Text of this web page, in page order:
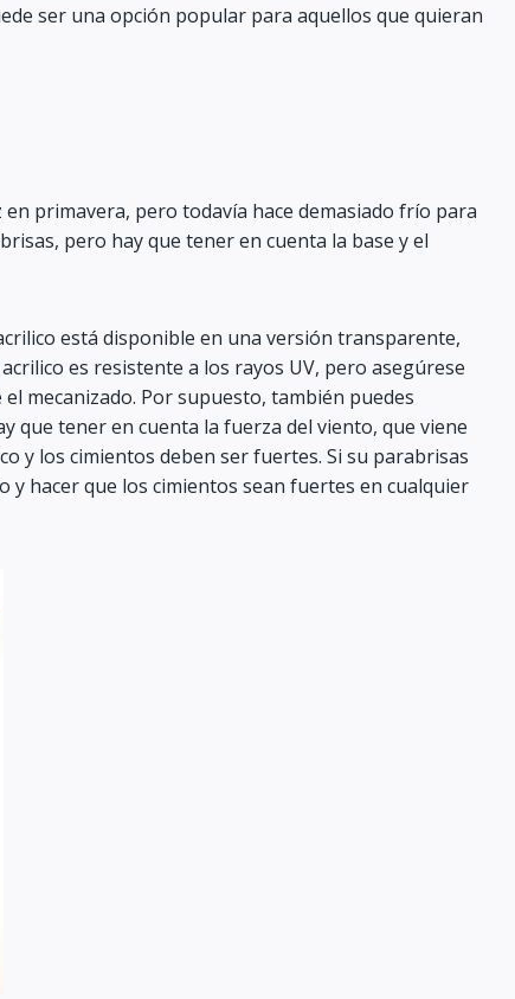
ser una opción popular para aquellos que quieran
primavera, pero todavía hace demasiado frío para
pero hay que tener en cuenta la base y el
está disponible en una versión transparente,
es resistente a los rayos UV, pero asegúrese
mecanizado. Por supuesto, también puedes
que tener en cuenta la fuerza del viento, que viene
y los cimientos deben ser fuertes. Si su parabrisas
y hacer que los cimientos sean fuertes en cualquier